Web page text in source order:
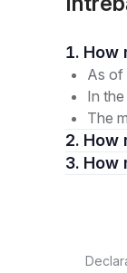
As of
In
The
2.